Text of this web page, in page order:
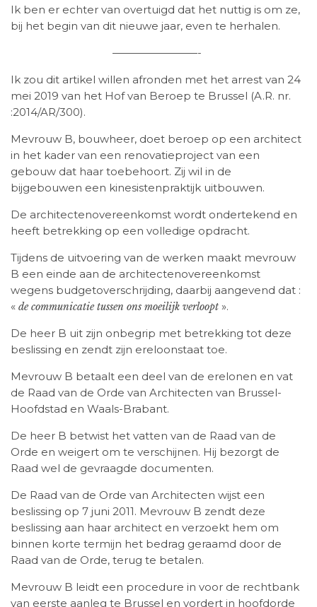
Ik ben er echter van overtuigd dat het nuttig is om ze,
bij het begin van dit nieuwe jaar, even te herhalen.
————————-
Ik zou dit artikel willen afronden met het arrest van 24
mei 2019 van het Hof van Beroep te Brussel (A.R. nr.
:2014/AR/300).
Mevrouw B, bouwheer, doet beroep op een architect
in het kader van een renovatieproject van een
gebouw dat haar toebehoort. Zij wil in de
bijgebouwen een kinesistenpraktijk uitbouwen.
De architectenovereenkomst wordt ondertekend en
heeft betrekking op een volledige opdracht.
Tijdens de uitvoering van de werken maakt mevrouw
B een einde aan de architectenovereenkomst
wegens budgetoverschrijding, daarbij aangevend dat :
« de communicatie tussen ons moeilijk verloopt ».
De heer B uit zijn onbegrip met betrekking tot deze
beslissing en zendt zijn ereloonstaat toe.
Mevrouw B betaalt een deel van de erelonen en vat
de Raad van de Orde van Architecten van Brussel-
Hoofdstad en Waals-Brabant.
De heer B betwist het vatten van de Raad van de
Orde en weigert om te verschijnen. Hij bezorgt de
Raad wel de gevraagde documenten.
De Raad van de Orde van Architecten wijst een
beslissing op 7 juni 2011. Mevrouw B zendt deze
beslissing aan haar architect en verzoekt hem om
binnen korte termijn het bedrag geraamd door de
Raad van de Orde, terug te betalen.
Mevrouw B leidt een procedure in voor de rechtbank
van eerste aanleg te Brussel en vordert in hoofdorde